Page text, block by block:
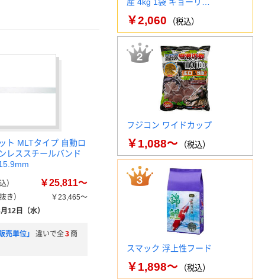
ト MLTタイプ 自動ロ
レススチールバンド
） ￥25,811～
き）
￥23,465～
12日（水）
売単位」 違いで全3 商
￥2,060 （税込）
フジコン ワイドカップ
￥1,088～ （税込）
スマック 浮上性フード
￥1,898～ （税込）